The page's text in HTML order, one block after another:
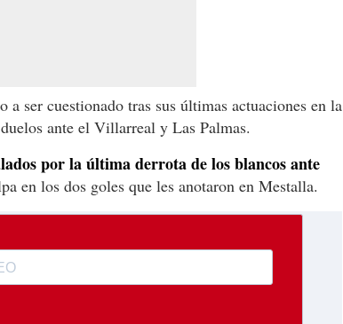
a ser cuestionado tras sus últimas actuaciones en la
ante el Villarreal y Las Palmas.
por la última derrota de los blancos ante
en los dos goles que les anotaron en Mestalla.